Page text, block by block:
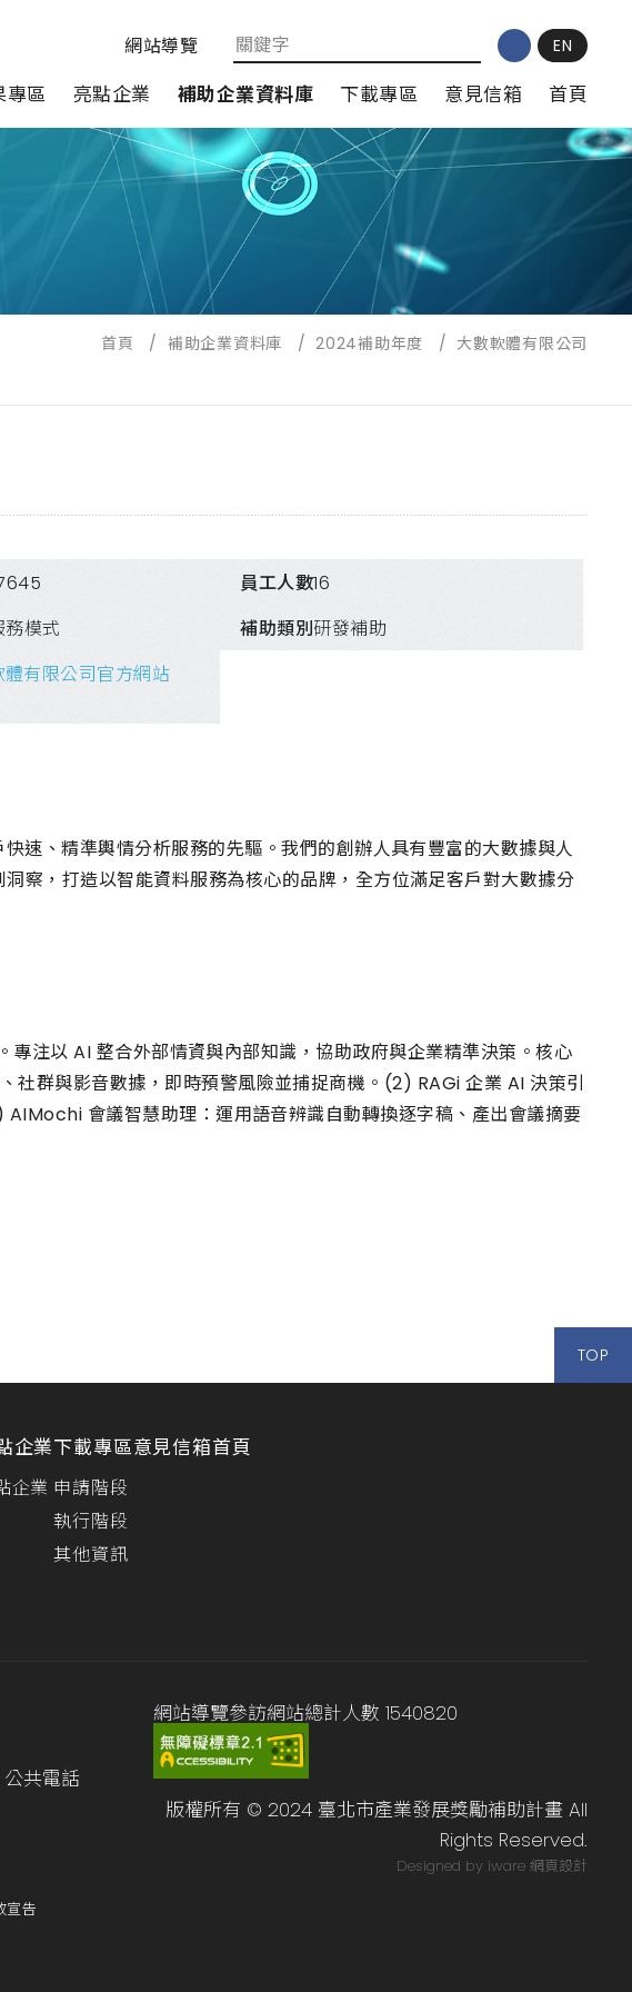
網站導覽 EN
專區 亮點企業 補助企業資料庫 下載專區 意見信箱 首頁
首頁 / 補助企業資料庫 / 2024補助年度 / 大數軟體有限公司
員工人數16
務模式 補助類別研發補助
體有限公司官方網站
速、精準輿情分析服務的先驅。我們的創辦人具有豐富的大數據與人
察，打造以智能資料服務為核心的品牌，全方位滿足客戶對大數據分
注以 AI 整合外部情資與內部知識，協助政府與企業精準決策。核心
群與影音數據，即時預警風險並捕捉商機。(2) RAGi 企業 AI 決策引
會議智慧助理：運用語音辨識自動轉換逐字稿、產出會議摘要
TOP
企業
企業
下載專區
申請階段
執行階段
其他資訊
意見信箱首頁
共電話
網站導覽參訪網站總計人數 1540820
版權所有 © 2024 臺北市產業發展獎勵補助計畫 All
Rights Reserved.
Designed by iware 網頁設計
宣告